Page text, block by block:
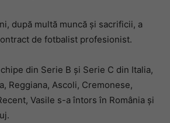
după multă muncă și sacrificii, a
de fotbalist profesionist.
din Serie B și Serie C din Italia,
Reggiana, Ascoli, Cremonese,
Vasile s-a întors în România și